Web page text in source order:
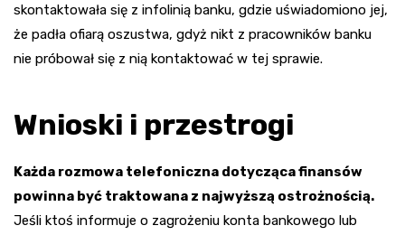
skontaktowała się z infolinią banku, gdzie uświadomiono jej,
że padła ofiarą oszustwa, gdyż nikt z pracowników banku
nie próbował się z nią kontaktować w tej sprawie.
Wnioski i przestrogi
Każda rozmowa telefoniczna dotycząca finansów
powinna być traktowana z najwyższą ostrożnością.
Jeśli ktoś informuje o zagrożeniu konta bankowego lub